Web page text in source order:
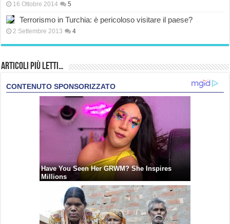
16 Ottobre 2014 5
Terrorismo in Turchia: è pericoloso visitare il paese?
2 Settembre 2013 4
Articoli più Letti…